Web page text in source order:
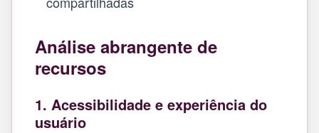
Análise abrangente de
recursos
1. Acessibilidade e experiência do
usuário